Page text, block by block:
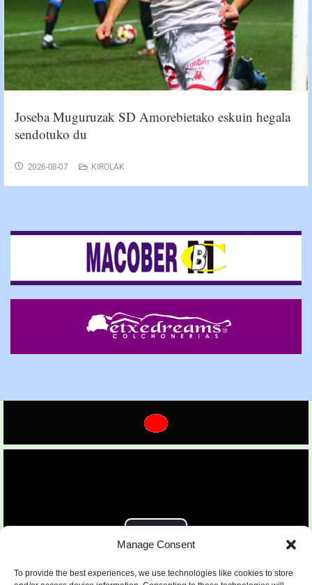
Manage Consent
To provide the best experiences, we use technologies like cookies to store
Joseba Muguruzak SD Amorebietako eskuin hegala
sendotuko du
2026-08-07 KIROLAK